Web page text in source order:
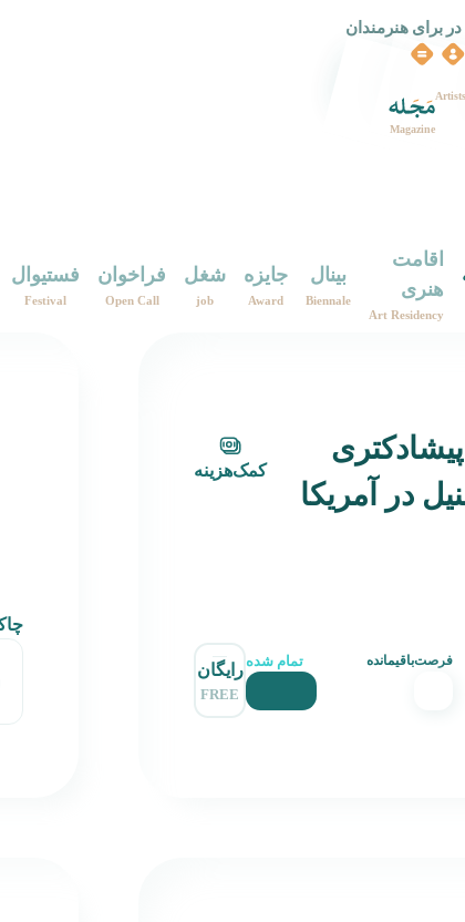
Artists
Magazine
اقامت
هنری
Art Residency
بینال
Biennale
جایزه
Award
شغل
job
فراخوان
Open Call
فستیوال
Festival
در آمریکا
کمک‌هزینه
فرصت‌باقیمانده تمام شده رایگان
FREE